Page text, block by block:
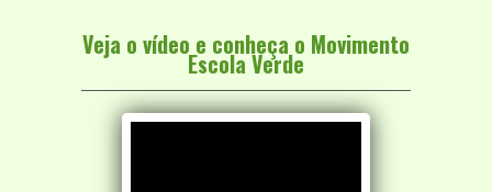
Veja o vídeo e conheça o Movimento
Escola Verde